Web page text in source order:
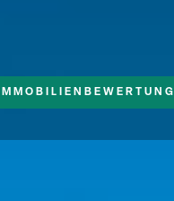
IMMOBILIENBEWERTUNG